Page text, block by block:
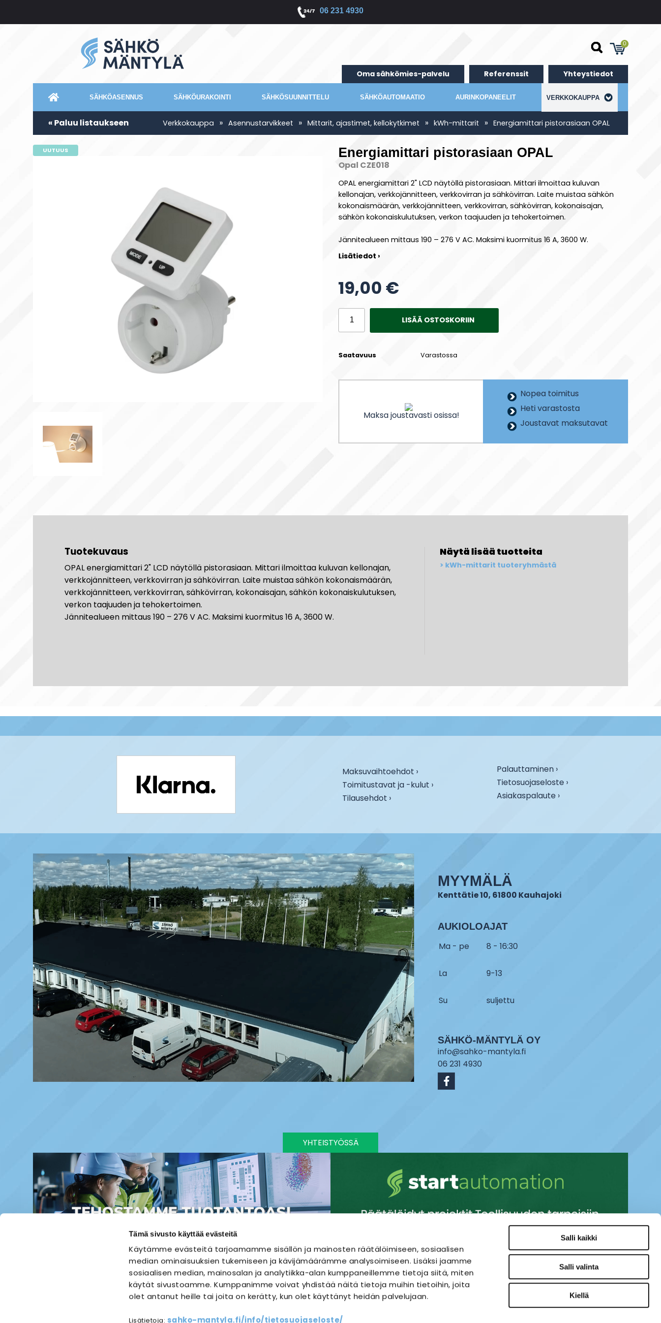
Tämä sivusto käyttää evästeitä
Käytämme evästeitä tarjoamamme sisällön ja mainosten räätälöimiseen, sosiaalisen
median ominaisuuksien tukemiseen ja kävijämäärämme analysoimiseen. Lisäksi jaamme
sosiaalisen median, mainosalan ja analytiikka-alan kumppaneillemme tietoja siitä, miten
käytät sivustoamme. Kumppanimme voivat yhdistää näitä tietoja muihin tietoihin, joita
olet antanut heille tai joita on kerätty, kun olet käyttänyt heidän palvelujaan.
Lisätietoja: sahko-mantyla.fi/info/tietosuojaseloste/
Salli kaikki
Salli valinta
Kiellä
06 231 4930
0
Oma sähkömies-palvelu Referenssit Yhteystiedot
SÄHKÖASENNUS SÄHKÖURAKOINTI SÄHKÖSUUNNITTELU SÄHKÖAUTOMAATIO AURINKOPANEELIT VERKKOKAUPPA
« Paluu listaukseen Verkkokauppa » Asennustarvikkeet » Mittarit, ajastimet, kellokytkimet » kWh-mittarit » Energiamittari pistorasiaan OPAL
UUTUUS Energiamittari pistorasiaan OPAL
Opal CZE018
OPAL energiamittari 2" LCD näytöllä pistorasiaan. Mittari ilmoittaa kuluvan
kellonajan, verkkojännitteen, verkkovirran ja sähkövirran. Laite muistaa sähkön
kokonaismäärän, verkkojännitteen, verkkovirran, sähkövirran, kokonaisajan,
sähkön kokonaiskulutuksen, verkon taajuuden ja tehokertoimen.
Jännitealueen mittaus 190 – 276 V AC. Maksimi kuormitus 16 A, 3600 W.
Lisätiedot ›
19,00 €
LISÄÄ OSTOSKORIIN
Saatavuus Varastossa
Maksa joustavasti osissa!
Nopea toimitus
Heti varastosta
Joustavat maksutavat
Tuotekuvaus
OPAL energiamittari 2" LCD näytöllä pistorasiaan. Mittari ilmoittaa kuluvan kellonajan,
verkkojännitteen, verkkovirran ja sähkövirran. Laite muistaa sähkön kokonaismäärän,
verkkojännitteen, verkkovirran, sähkövirran, kokonaisajan, sähkön kokonaiskulutuksen,
verkon taajuuden ja tehokertoimen.
Jännitealueen mittaus 190 – 276 V AC. Maksimi kuormitus 16 A, 3600 W.
Näytä lisää tuotteita
kWh-mittarit tuoteryhmästä
Maksuvaihtoehdot ›
Toimitustavat ja -kulut ›
Tilausehdot ›
Palauttaminen ›
Tietosuojaseloste ›
Asiakaspalaute ›
MYYMÄLÄ
Kenttätie 10, 61800 Kauhajoki
AUKIOLOAJAT
Ma - pe 8 - 16:30
La 9-13
Su suljettu
SÄHKÖ-MÄNTYLÄ OY
info@sahko-mantyla.fi
06 231 4930
YHTEISTYÖSSÄ
SÄHKÖASENNUS SÄHKÖURAKOINTI SÄHKÖSUUNNITTELU VERKKOKAUPPA